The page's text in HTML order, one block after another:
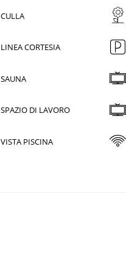
CULLA
LINEA CORTESIA
SAUNA
SPAZIO DI LAVORO
VISTA PISCINA